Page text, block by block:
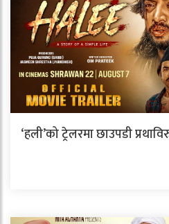
‘हली’को ट्रेलरमा छाउपडी